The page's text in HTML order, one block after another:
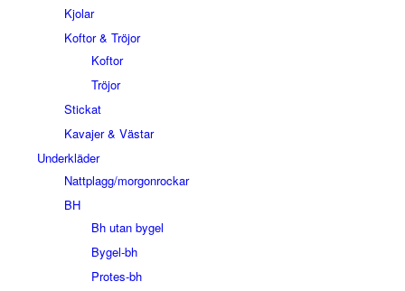
Kjolar
Koftor & Tröjor
Koftor
Tröjor
Stickat
Kavajer & Västar
Underkläder
Nattplagg/morgonrockar
BH
Bh utan bygel
Bygel-bh
Protes-bh